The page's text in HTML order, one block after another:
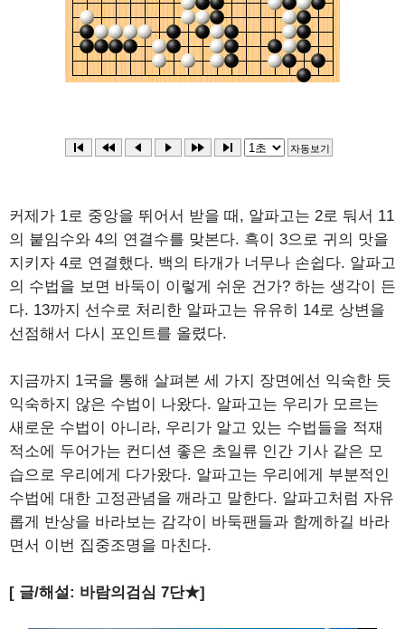
커제가 1로 중앙을 뛰어서 받을 때, 알파고는 2로 둬서 11
의 붙임수와 4의 연결수를 맞본다. 흑이 3으로 귀의 맛을
지키자 4로 연결했다. 백의 타개가 너무나 손쉽다. 알파고
의 수법을 보면 바둑이 이렇게 쉬운 건가? 하는 생각이 든
다. 13까지 선수로 처리한 알파고는 유유히 14로 상변을
선점해서 다시 포인트를 올렸다.
지금까지 1국을 통해 살펴본 세 가지 장면에선 익숙한 듯
익숙하지 않은 수법이 나왔다. 알파고는 우리가 모르는
새로운 수법이 아니라, 우리가 알고 있는 수법들을 적재
적소에 두어가는 컨디션 좋은 초일류 인간 기사 같은 모
습으로 우리에게 다가왔다. 알파고는 우리에게 부분적인
수법에 대한 고정관념을 깨라고 말한다. 알파고처럼 자유
롭게 반상을 바라보는 감각이 바둑팬들과 함께하길 바라
면서 이번 집중조명을 마친다.
[ 글/해설: 바람의검심 7단★]